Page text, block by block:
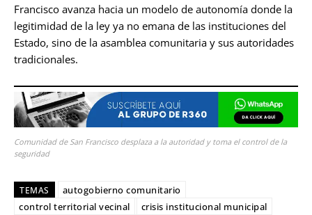
Francisco avanza hacia un modelo de autonomía donde la
legitimidad de la ley ya no emana de las instituciones del
Estado, sino de la asamblea comunitaria y sus autoridades
tradicionales.
Comunidad de San Francisco desplaza a la autoridad y toma el control de la
seguridad
TEMAS
autogobierno comunitario
control territorial vecinal
crisis institucional municipal